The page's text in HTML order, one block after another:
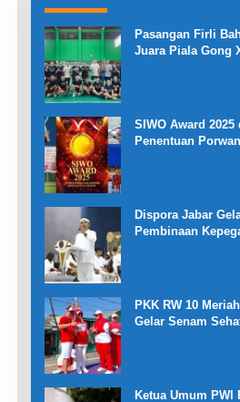
Pasangan Firli
Juara Piala Gong
SIWO Award 2025
Penentuan
Dispora Jabar
Pembinaan
PKK RW 10
Gelar Senam
Ketua Umum PWI